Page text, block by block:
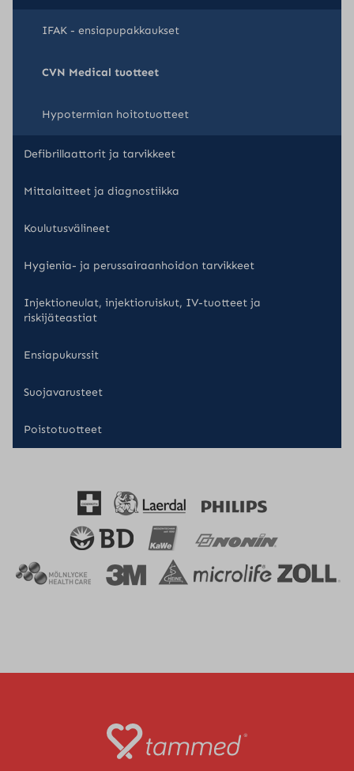
IFAK - ensiapupakkaukset
CVN Medical tuotteet
Hypotermian hoitotuotteet
Defibrillaattorit ja tarvikkeet
Mittalaitteet ja diagnostiikka
Koulutusvälineet
Hygienia- ja perussairaanhoidon tarvikkeet
Injektioneulat, injektioruiskut, IV-tuotteet ja
riskijäteastiat
Ensiapukurssit
Suojavarusteet
Poistotuotteet